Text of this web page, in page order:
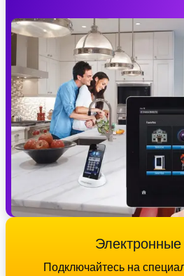
Электронные
Подключайтесь на